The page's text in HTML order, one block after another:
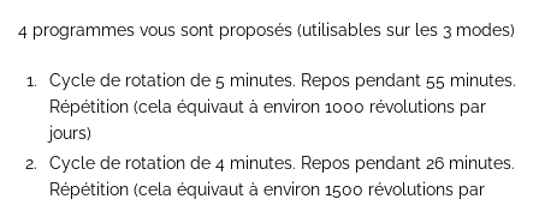
4 programmes vous sont proposés (utilisables sur les 3 modes)
Cycle de rotation de 5 minutes. Repos pendant 55 minutes.
Répétition (cela équivaut à environ 1000 révolutions par
jours)
Cycle de rotation de 4 minutes. Repos pendant 26 minutes.
Répétition (cela équivaut à environ 1500 révolutions par